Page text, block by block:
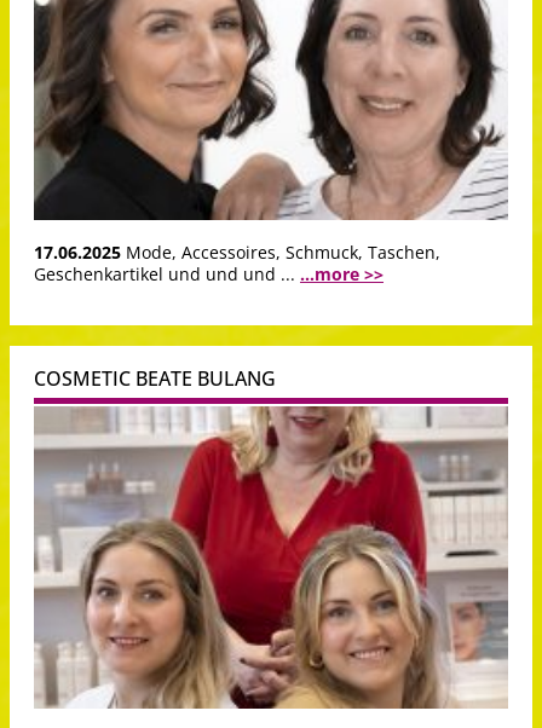
17.06.2025 Mode, Accessoires, Schmuck, Taschen,
Geschenkartikel und und und ... ...more >>
COSMETIC BEATE BULANG